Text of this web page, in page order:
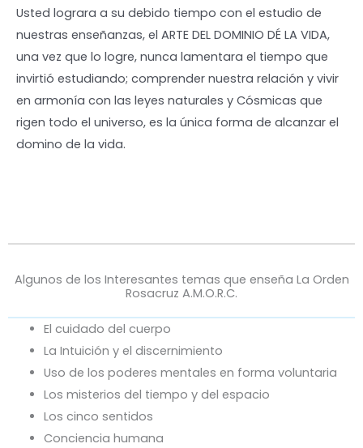
Usted lograra a su debido tiempo con el estudio de
nuestras enseñanzas, el ARTE DEL DOMINIO DÉ LA VIDA,
una vez que lo logre, nunca lamentara el tiempo que
invirtió estudiando; comprender nuestra relación y vivir
en armonía con las leyes naturales y Cósmicas que
rigen todo el universo, es la única forma de alcanzar el
domino de la vida.
Algunos de los Interesantes temas que enseña La Orden
Rosacruz A.M.O.R.C.
El cuidado del cuerpo
La Intuición y el discernimiento
Uso de los poderes mentales en forma voluntaria
Los misterios del tiempo y del espacio
Los cinco sentidos
Conciencia humana